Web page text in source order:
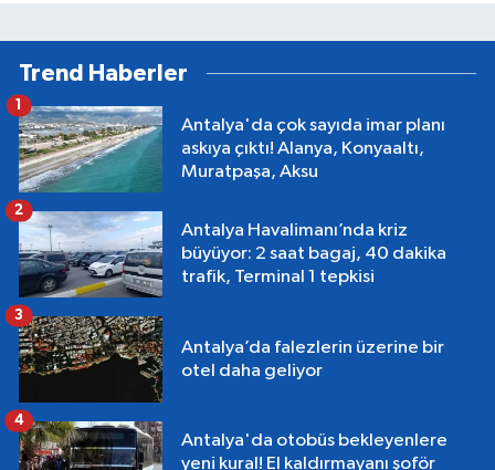
Trend Haberler
Antalya'da çok sayıda imar planı
askıya çıktı! Alanya, Konyaaltı,
Muratpaşa, Aksu
1
Antalya Havalimanı’nda kriz
büyüyor: 2 saat bagaj, 40 dakika
trafik, Terminal 1 tepkisi
2
Antalya’da falezlerin üzerine bir
otel daha geliyor
3
Antalya'da otobüs bekleyenlere
yeni kural! El kaldırmayanı şoför
4